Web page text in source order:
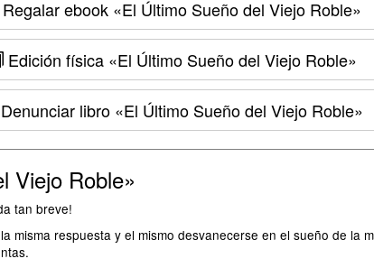
Regalar ebook «El Último Sueño del Viejo Roble»
Edición física«El Último Sueño del Viejo Roble»
Denunciar libro «El Último Sueño del Viejo Roble»
Viejo Roble»
tan breve!
misma respuesta y el mismo desvanecerse en el sueño de la